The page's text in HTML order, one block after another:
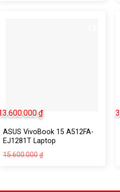
ASUS VivoBook 15 A512FA-
EJ1281T Laptop
15.600.000 ₫
₫